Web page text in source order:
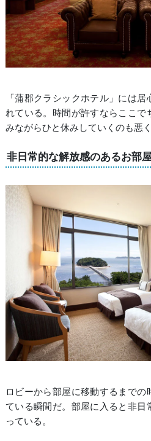
「蒲郡クラシックホテル」には
れている。時間が許すならここで
みながらひと休みしていくのも悪く
非日常的な解放感のあるお部
ロビーから部屋に移動するまで
ている瞬間だ。部屋に入ると非日
っている。